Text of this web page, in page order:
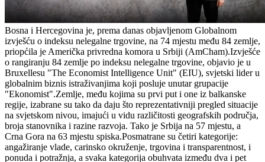
Bosna i Hercegovina je, prema danas objavljenom Globalnom
izvješću o indeksu nelegalne trgovine, na 74 mjestu među 84 zemlje,
priopćila je Američka privredna komora u Srbiji (AmCham).Izvješće
o rangiranju 84 zemlje po indeksu nelegalne trgovine, objavio je u
Bruxellesu "The Economist Intelligence Unit" (EIU), svjetski lider u
globalnim biznis istraživanjima koji posluje unutar grupacije
"Ekonomist".Zemlje, među kojima su prvi put i one iz balkanske
regije, izabrane su tako da daju što reprezentativniji pregled situacije
na svjetskom nivou, imajući u vidu različitosti geografskih područja,
broja stanovnika i razine razvoja. Tako je Srbija na 57 mjestu, a
Crna Gora na 63 mjestu spiska.Posmatrane su četiri kategorije:
angažiranje vlade, carinsko okruženje, trgovina i transparentnost, i
ponuda i potražnja, a svaka kategorija obuhvata između dva i pet